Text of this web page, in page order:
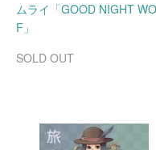
ムライ「GOOD NIGHT
F」
SOLD OUT